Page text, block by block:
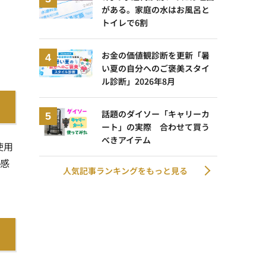
用
がある。家庭の水はお風呂と
トイレで6割
お金の価値観診断を更新「暑
い夏の自分へのご褒美スタイ
ル診断」2026年8月
話題のダイソー「キャリーカ
ート」の実際 合わせて買う
べきアイテム
人気記事ランキングをもっと見る